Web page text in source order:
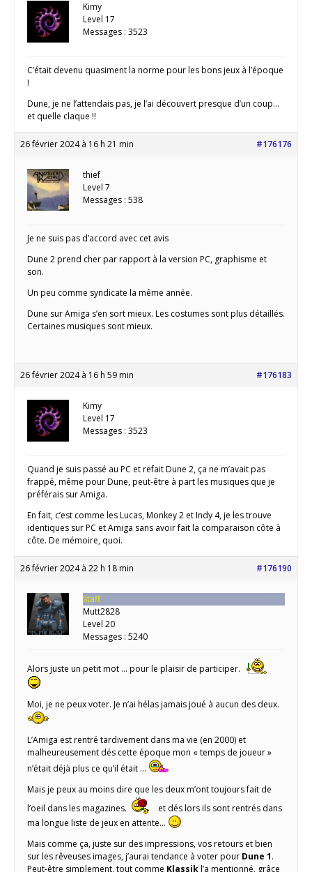
Kimy
Level 17
Messages : 3523
C’était devenu quasiment la norme pour les bons jeux à l’époque
!
Dune, je ne l’attendais pas, je l’ai découvert presque d’un coup…
et quelle claque !!
26 février 2024 à 16 h 21 min #176176
thief
Level 7
Messages : 538
Je ne suis pas d’accord avec cet avis
Dune 2 prend cher par rapport à la version PC, graphisme et
son.
Un peu comme syndicate la même année.
Dune sur Amiga s’en sort mieux. Les costumes sont plus détaillés.
Certaines musiques sont mieux.
26 février 2024 à 16 h 59 min #176183
Kimy
Level 17
Messages : 3523
Quand je suis passé au PC et refait Dune 2, ça ne m’avait pas
frappé, même pour Dune, peut-être à part les musiques que je
préférais sur Amiga.
En fait, c’est comme les Lucas, Monkey 2 et Indy 4, je les trouve
identiques sur PC et Amiga sans avoir fait la comparaison côte à
côte. De mémoire, quoi.
26 février 2024 à 22 h 18 min #176190
Staff
Mutt2828
Level 20
Messages : 5240
Alors juste un petit mot … pour le plaisir de participer.
Moi, je ne peux voter. Je n’ai hélas jamais joué à aucun des deux.
L’Amiga est rentré tardivement dans ma vie (en 2000) et
malheureusement dés cette époque mon « temps de joueur »
n’était déjà plus ce qu’il était …
Mais je peux au moins dire que les deux m’ont toujours fait de
l’oeil dans les magazines.
et dés lors ils sont rentrés dans
ma longue liste de jeux en attente…
Mais comme ça, juste sur des impressions, vos retours et bien
sur les rêveuses images, j’aurai tendance à voter pour Dune 1.
Peut-être simplement, tout comme Klassikl’a mentionné, grâce